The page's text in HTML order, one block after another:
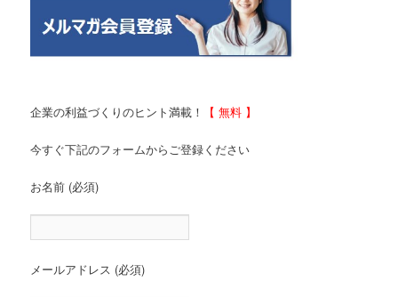
企業の利益づくりのヒント満載！ 【 無料 】
今すぐ下記のフォームからご登録ください
お名前 (必須)
メールアドレス (必須)